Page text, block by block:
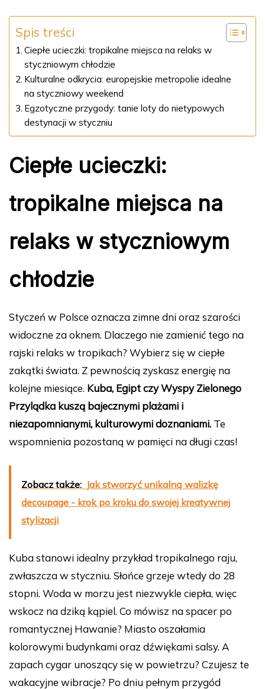
Spis treści
Ciepłe ucieczki: tropikalne miejsca na relaks w
styczniowym chłodzie
Kulturalne odkrycia: europejskie metropolie idealne
na styczniowy weekend
Egzotyczne przygody: tanie loty do nietypowych
destynacji w styczniu
Ciepłe ucieczki:
tropikalne miejsca na
relaks w styczniowym
chłodzie
Styczeń w Polsce oznacza zimne dni oraz szarości
widoczne za oknem. Dlaczego nie zamienić tego na
rajski relaks w tropikach? Wybierz się w ciepłe
zakątki świata. Z pewnością zyskasz energię na
kolejne miesiące. Kuba, Egipt czy Wyspy Zielonego
Przylądka kuszą bajecznymi plażami i
niezapomnianymi, kulturowymi doznaniami. Te
wspomnienia pozostaną w pamięci na długi czas!
Zobacz także: Jak stworzyć unikalną walizkę
decoupage - krok po kroku do swojej kreatywnej
stylizacji
Kuba stanowi idealny przykład tropikalnego raju,
zwłaszcza w styczniu. Słońce grzeje wtedy do 28
stopni. Woda w morzu jest niezwykle ciepła, więc
wskocz na dziką kąpiel. Co mówisz na spacer po
romantycznej Hawanie? Miasto oszałamia
kolorowymi budynkami oraz dźwiękami salsy. A
zapach cygar unoszący się w powietrzu? Czujesz te
wakacyjne wibracje? Po dniu pełnym przygód